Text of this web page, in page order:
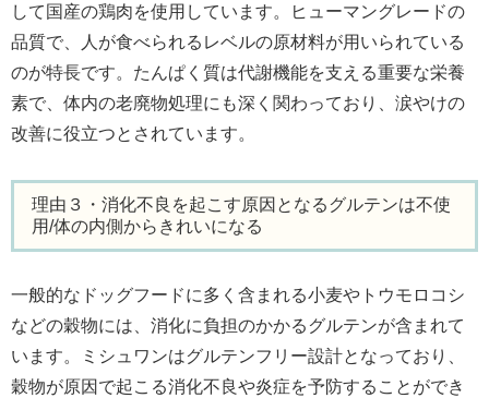
して国産の鶏肉を使用しています。ヒューマングレードの
品質で、人が食べられるレベルの原材料が用いられている
のが特長です。たんぱく質は代謝機能を支える重要な栄養
素で、体内の老廃物処理にも深く関わっており、涙やけの
改善に役立つとされています。
理由３・消化不良を起こす原因となるグルテンは不使
用/体の内側からきれいになる
一般的なドッグフードに多く含まれる小麦やトウモロコシ
などの穀物には、消化に負担のかかるグルテンが含まれて
います。ミシュワンはグルテンフリー設計となっており、
穀物が原因で起こる消化不良や炎症を予防することができ